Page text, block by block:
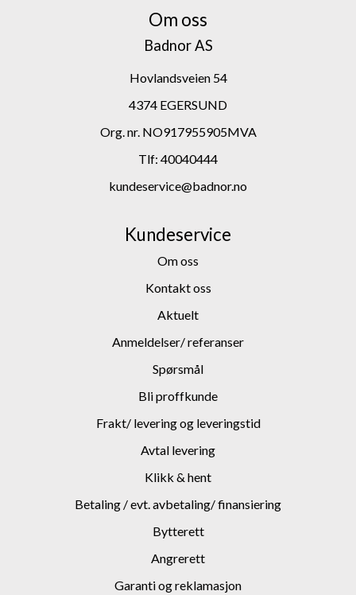
Om oss
Badnor AS
Hovlandsveien 54
4374 EGERSUND
Org. nr. NO917955905MVA
Tlf: 40040444
kundeservice@badnor.no
Kundeservice
Om oss
Kontakt oss
Aktuelt
Anmeldelser/ referanser
Spørsmål
Bli proffkunde
Frakt/ levering og leveringstid
Avtal levering
Klikk & hent
Betaling / evt. avbetaling/ finansiering
Bytterett
Angrerett
Garanti og reklamasjon